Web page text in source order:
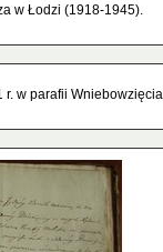
w Łodzi (1918-1945).
r. w parafii Wniebowzięcia